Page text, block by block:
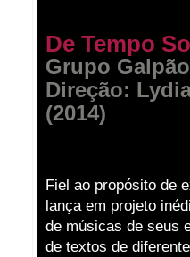
De Tempo
Grupo
Direção:
(2014)
Fiel ao propósito de
lança em projeto
de músicas de seus
de textos de